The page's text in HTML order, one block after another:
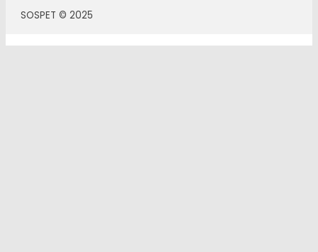
SOSPET © 2025